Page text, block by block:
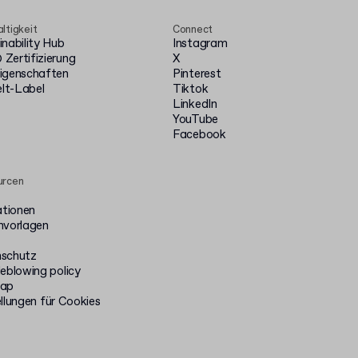
Hub
Label
policy
für Cookies
Connect
Instagram
X
Pinterest
Tiktok
LinkedIn
YouTube
Facebook